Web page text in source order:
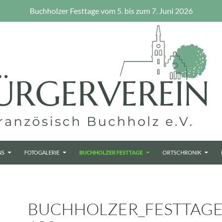
Buchholzer Festtage vom 5. bis zum 7. Juni 2026
FOTOGALERIE BUCHHOLZER FESTTAGE ORTSCHRONIK